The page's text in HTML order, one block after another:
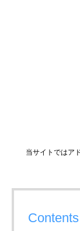
当サイトではア
Contents